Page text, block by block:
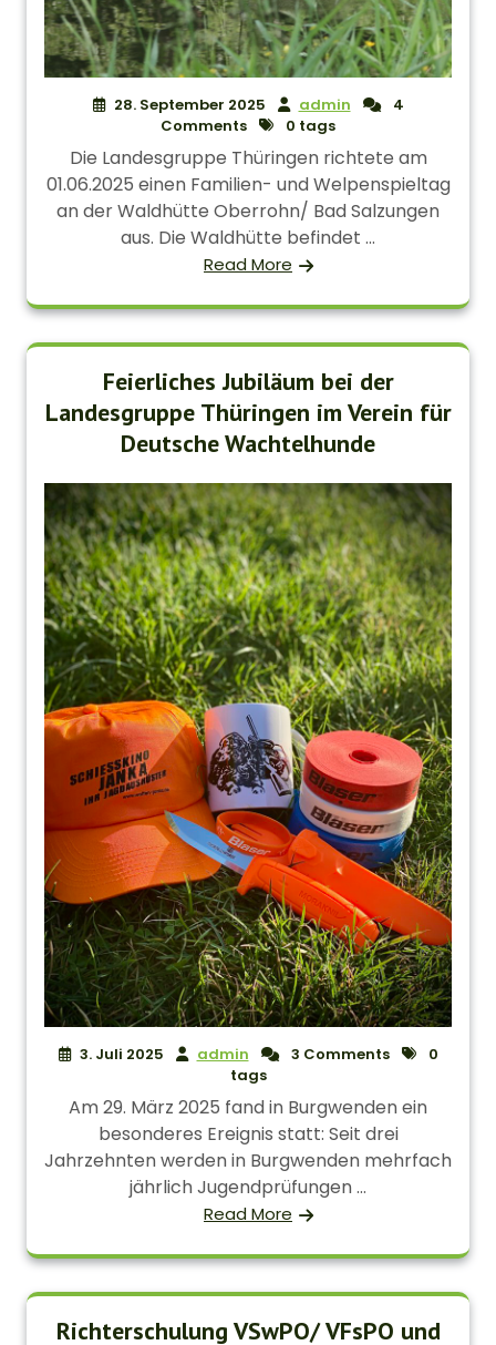
28. September 2025 admin
4
Comments
0 tags
Die Landesgruppe Thüringen richtete am
01.06.2025 einen Familien- und Welpenspieltag
an der Waldhütte Oberrohn/ Bad Salzungen
aus. Die Waldhütte befindet ...
Read More
Feierliches Jubiläum bei der
Landesgruppe Thüringen im Verein für
Deutsche Wachtelhunde
3. Juli 2025 admin 3 Comments
0
tags
Am 29. März 2025 fand in Burgwenden ein
besonderes Ereignis statt: Seit drei
Jahrzehnten werden in Burgwenden mehrfach
jährlich Jugendprüfungen ...
Read More
Richterschulung VSwPO/ VFsPO und